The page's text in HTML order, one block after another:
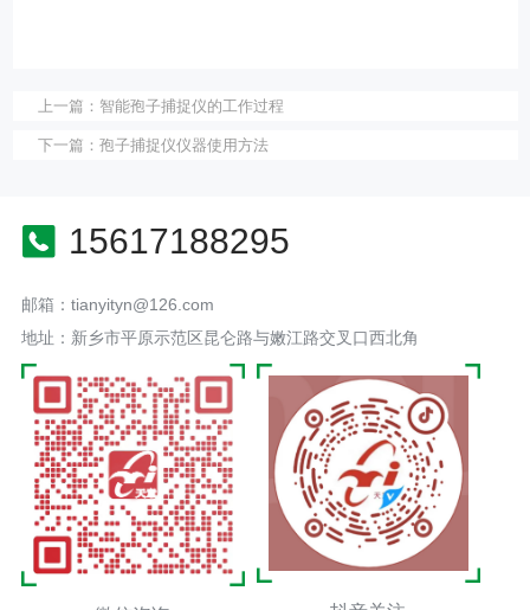
上一篇： 智能孢子捕捉仪的工作过程
下一篇： 孢子捕捉仪仪器使用方法
15617188295
邮箱：tianyityn@126.com
地址：新乡市平原示范区昆仑路与嫩江路交叉口西北角